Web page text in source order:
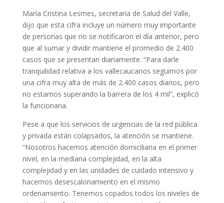
María Cristina Lesmes, secretaria de Salud del Valle,
dijo que esta cifra incluye un número muy importante
de personas que no se notificaron el día anterior, pero
que al sumar y dividir mantiene el promedio de 2.400
casos que se presentan diariamente. “Para darle
tranquilidad relativa a los vallecaucanos seguimos por
una cifra muy alta de más de 2.400 casos diarios, pero
no estamos superando la barrera de los 4 mil”, explicó
la funcionaria.
Pese a que los servicios de urgencias de la red pública
y privada están colapsados, la atención se mantiene.
“Nosotros hacemos atención domiciliaria en el primer
nivel, en la mediana complejidad, en la alta
complejidad y en las unidades de cuidado intensivo y
hacemos desescalonamiento en el mismo
ordenamiento. Tenemos copados todos los niveles de